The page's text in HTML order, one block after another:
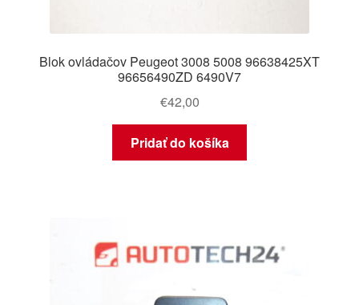
Blok ovládačov Peugeot 3008 5008 96638425XT
96656490ZD 6490V7
€42,00
Pridať do košíka